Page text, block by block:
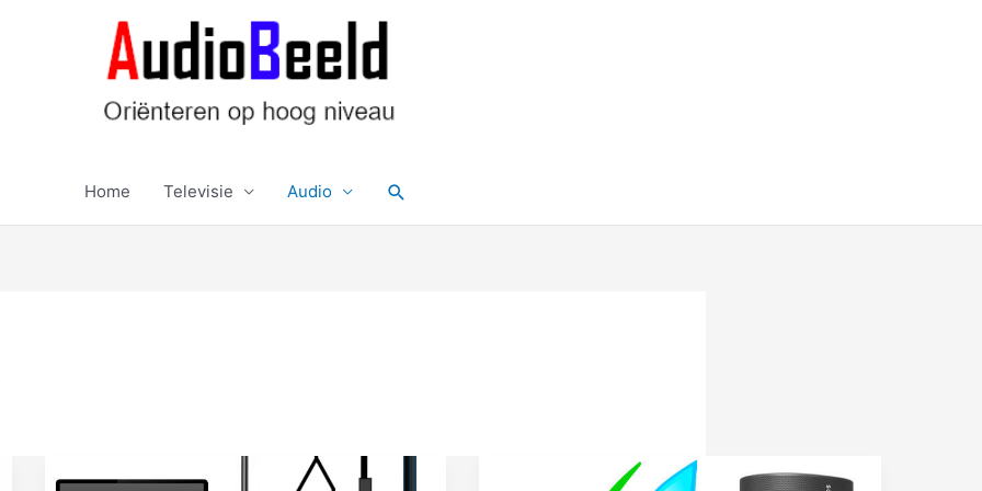
Home Televisie Audio Zoeken